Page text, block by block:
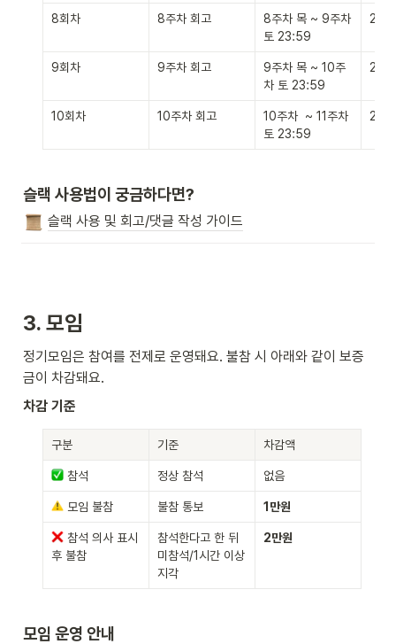
8회차 8주차 회고
8주차 목 ~ 9주차
토 23:59
2개
9회차 9주차 회고
9주차 목 ~ 10주
차 토 23:59
2개
10회차 10주차 회고
10주차  ~ 11주차
토 23:59
2개
슬랙 사용법이 궁금하다면?
슬랙 사용 및 회고/댓글 작성 가이드
3. 모임
정기모임은 참여를 전제로 운영돼요. 불참 시 아래와 같이 보증
금이 차감돼요.
차감 기준
구분 기준 차감액
참석 정상 참석 없음
모임 불참 불참 통보 1만원
참석 의사 표시
후 불참
참석한다고 한 뒤
미참석/1시간 이상
지각
2만원
모임 운영 안내